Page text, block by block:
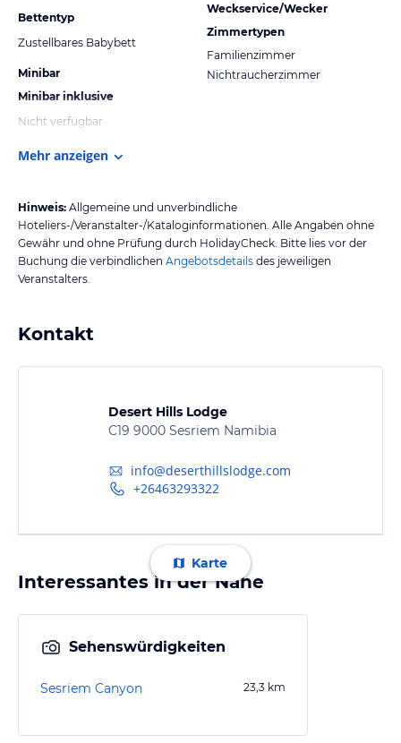
Bettentyp
Zustellbares Babybett
Minibar
Minibar inklusive
Nicht verfügbar
Weckservice/Wecker
Zimmertypen
Familienzimmer
Nichtraucherzimmer
Mehr anzeigen
Hinweis: Allgemeine und unverbindliche
Hoteliers-/Veranstalter-/Kataloginformationen. Alle Angaben ohne
Gewähr und ohne Prüfung durch HolidayCheck. Bitte lies vor der
Buchung die verbindlichen Angebotsdetails des jeweiligen
Veranstalters.
Kontakt
Desert Hills Lodge
C19 9000 Sesriem Namibia
info@deserthillslodge.com
+26463293322
Karte
Interessantes in der Nähe
Sehenswürdigkeiten
Sesriem Canyon 23,3 km